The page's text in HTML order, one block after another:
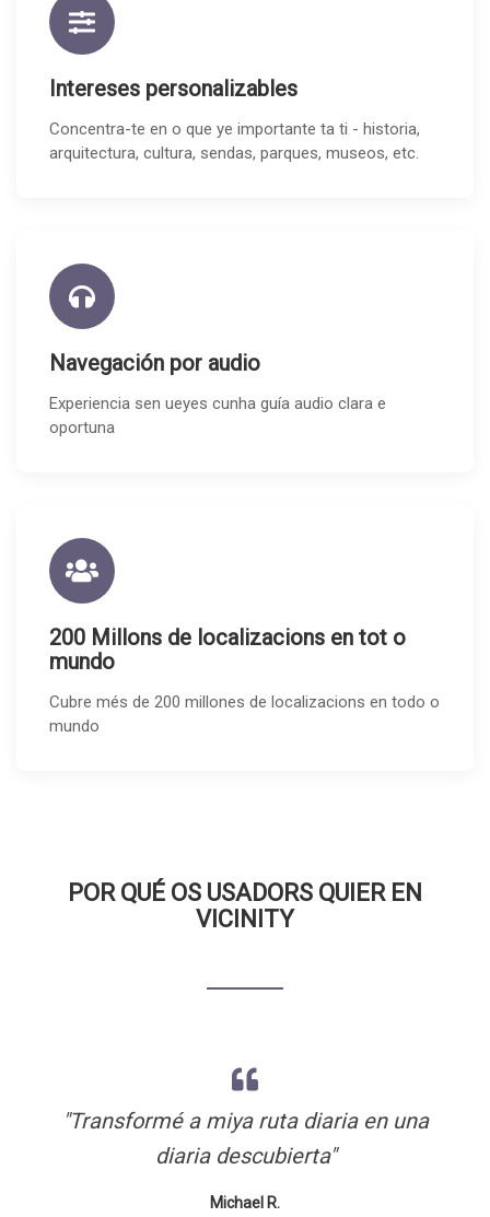
Intereses personalizables
Concentra-te en o que ye importante ta ti - historia,
arquitectura, cultura, sendas, parques, museos, etc.
Navegación por audio
Experiencia sen ueyes cunha guía audio clara e
oportuna
200 Millons de localizacions en tot o
mundo
Cubre més de 200 millones de localizacions en todo o
mundo
POR QUÉ OS USADORS QUIER EN
VICINITY
"Like having a knowledgeable local friend
in every city!"
Sarah T.
"Transformé a miya ruta diaria en una
diaria descubierta"
Michael R.
"Finalmente, puedo entender as historias
detrás d'os lugares que visito!"
Emma L.